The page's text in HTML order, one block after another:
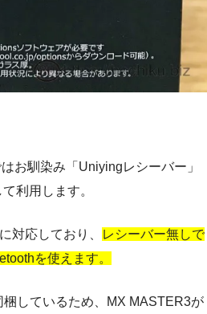
お馴染み「Uniyingレシーバー」
利用します。
対応しており、
レシーバー無しで
を使えます。
しているため、MX MASTER3が